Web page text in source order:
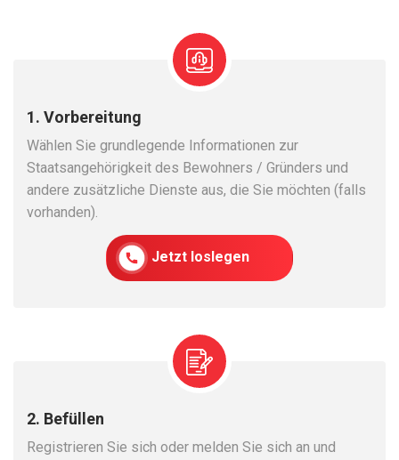
1. Vorbereitung
Wählen Sie grundlegende Informationen zur
Staatsangehörigkeit des Bewohners / Gründers und
andere zusätzliche Dienste aus, die Sie möchten (falls
vorhanden).
Jetzt loslegen
2. Befüllen
Registrieren Sie sich oder melden Sie sich an und